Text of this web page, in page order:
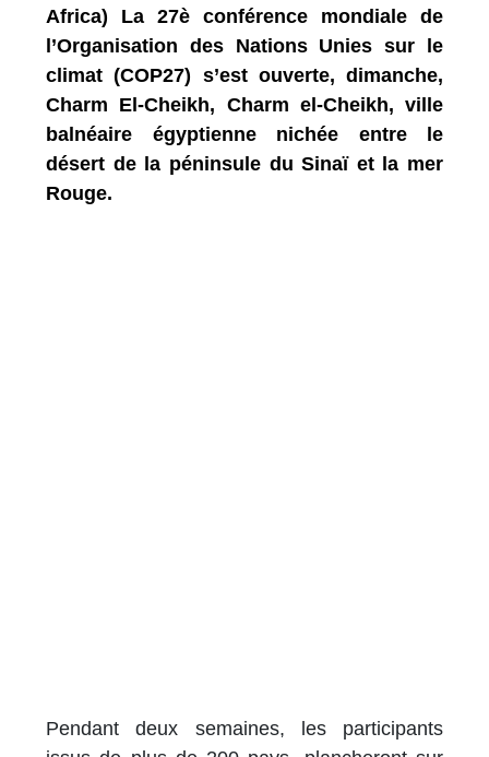
Africa) La 27è conférence mondiale de
l’Organisation des Nations Unies sur le
climat (COP27) s’est ouverte, dimanche,
Charm El-Cheikh, Charm el-Cheikh, ville
balnéaire égyptienne nichée entre le
désert de la péninsule du Sinaï et la mer
Rouge.
Pendant deux semaines, les participants